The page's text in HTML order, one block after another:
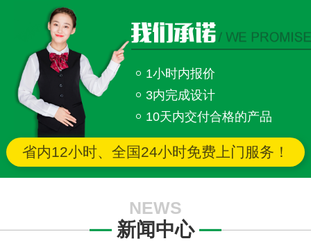
1小时内报价
3内完成设计
10天内交付合格的产品
省内12小时、全国24小时免费上门服务！
NEWS
新闻中心